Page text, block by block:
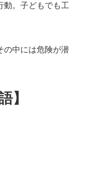
。子どもでも工
の中には危険が潜
】